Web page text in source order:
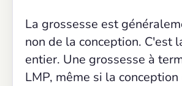
La grossesse est
non de la conception. C'est
entier. Une grossesse à
LMP, même si la